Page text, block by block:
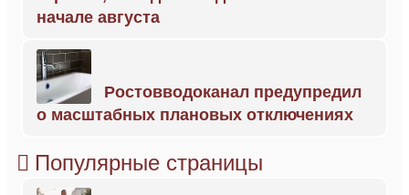
начале августа
Ростовводоканал предупредил
о масштабных плановых отключениях
Популярные страницы